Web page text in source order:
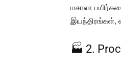
மசாலா
இயந்திரங்கள்,
🏭 2.